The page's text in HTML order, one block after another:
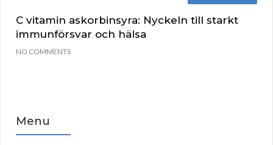
C vitamin askorbinsyra: Nyckeln till starkt
immunförsvar och hälsa
NO COMMENTS
Menu